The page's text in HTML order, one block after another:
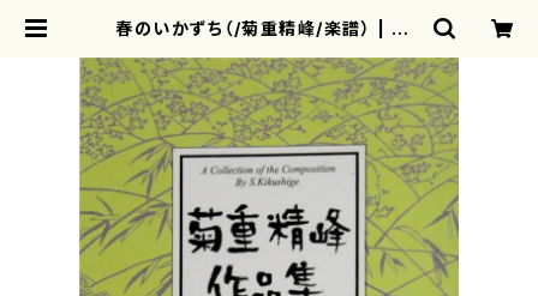
春のいかずち（/菊重精峰/楽譜） | mo